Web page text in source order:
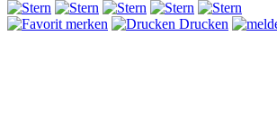
merken Drucken